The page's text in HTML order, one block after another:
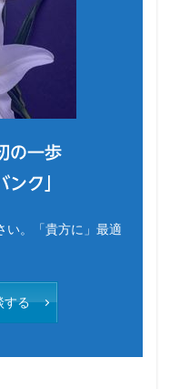
の一歩
ンク」
い。「貴方に」最適
する